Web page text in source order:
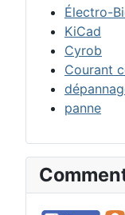
Électro-
KiCad
Cyrob
Courant
panne